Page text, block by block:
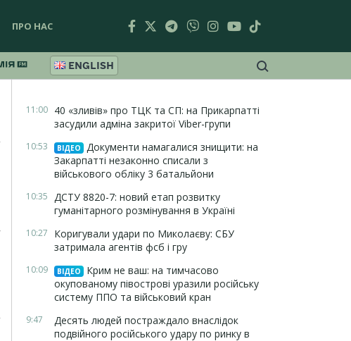
ПРО НАС
ENGLISH
11:00 40 «зливів» про ТЦК та СП: на Прикарпатті
засудили адміна закритої Viber-групи
10:53 ВІДЕО
Документи намагалися знищити: на
Закарпатті незаконно списали з
військового обліку 3 батальйони
10:35 ДСТУ 8820-7: новий етап розвитку
гуманітарного розмінування в Україні
10:27
Коригували удари по Миколаєву: СБУ
затримала агентів фсб і гру
10:09 ВІДЕО
Крим не ваш: на тимчасово
окупованому півострові уразили російську
систему ППО та військовий кран
9:47
Десять людей постраждало внаслідок
подвійного російського удару по ринку в